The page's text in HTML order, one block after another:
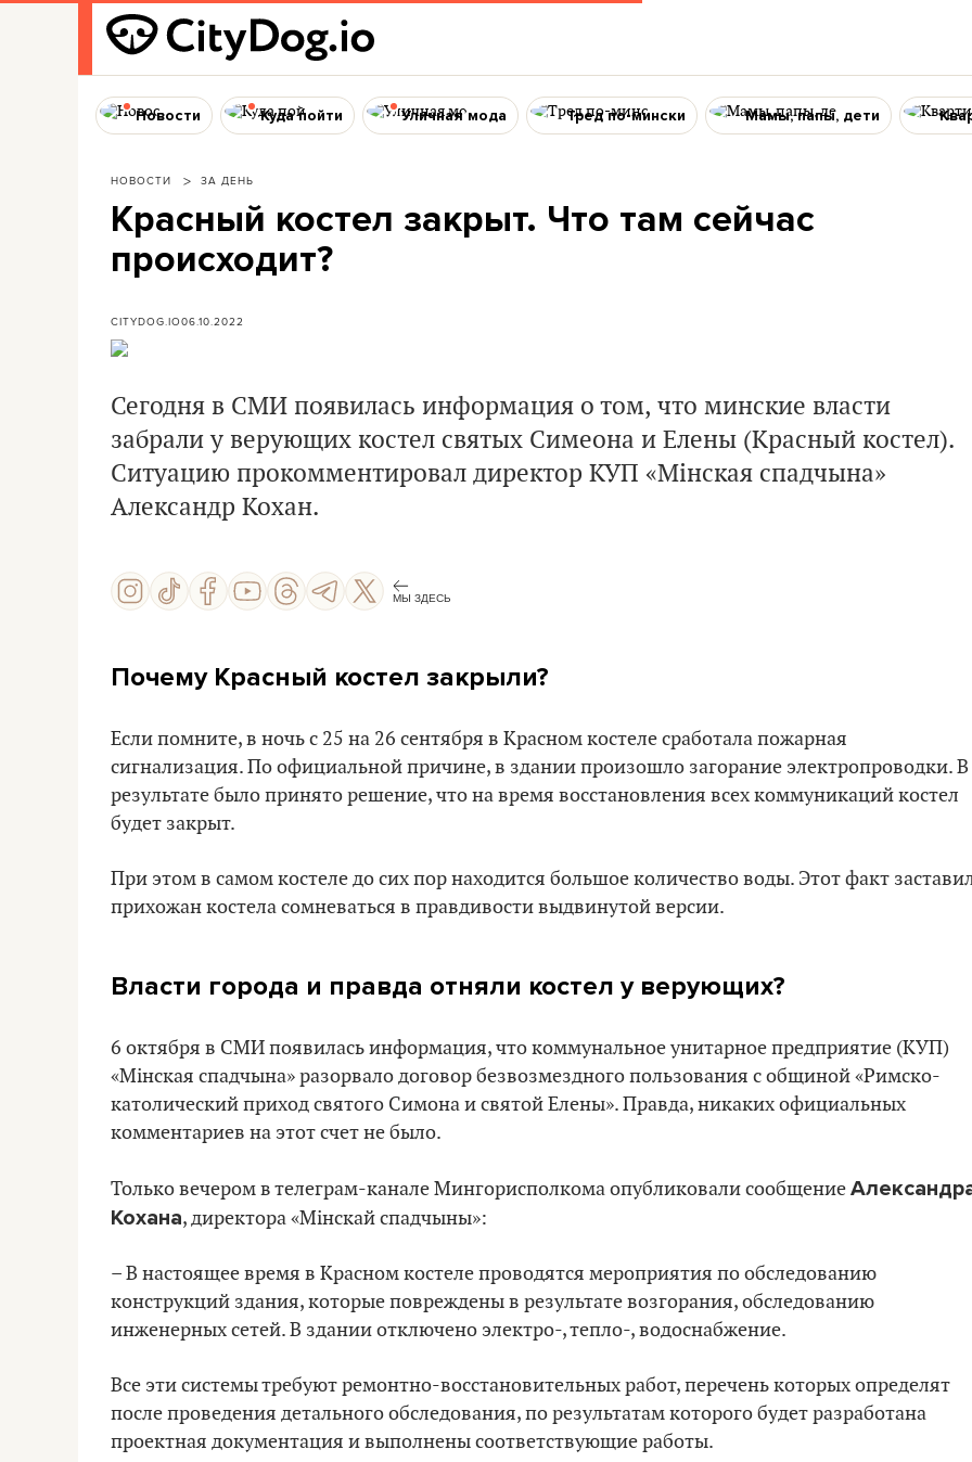
Новости Куда пойти Уличная мода Тред по-мински Мамы, папы, дети
НОВОСТИ ЗА ДЕНЬ
Красный костел закрыт. Что там сейчас
происходит?
CITYDOG.IO06.10.2022
Сегодня в СМИ появилась информация о том, что минские власти
забрали у верующих костел святых Симеона и Елены (Красный костел).
Ситуацию прокомментировал директор КУП «Мiнская спадчына»
Александр Кохан.
МЫ ЗДЕСЬ
Почему Красный костел закрыли?
Если помните, в ночь с 25 на 26 сентября в Красном костеле сработала пожарная
сигнализация. По официальной причине, в здании произошло загорание электропроводки. В
результате было принято решение, что на время восстановления всех коммуникаций костел
будет закрыт.
При этом в самом костеле до сих пор находится большое количество воды. Этот факт
прихожан костела сомневаться в правдивости выдвинутой версии.
Власти города и правда отняли костел у верующих?
6 октября в СМИ появилась информация, что коммунальное унитарное предприятие (КУП)
«Мiнская спадчына» разорвало договор безвозмездного пользования с общиной «Римско-
католический приход святого Симона и святой Елены». Правда, никаких официальных
комментариев на этот счет не было.
Только вечером в телеграм-канале Мингорисполкома опубликовали сообщение
Кохана, директора «Мiнскай спадчыны»:
– В настоящее время в Красном костеле проводятся мероприятия по обследованию
конструкций здания, которые повреждены в результате возгорания, обследованию
инженерных сетей. В здании отключено электро-, тепло-, водоснабжение.
Все эти системы требуют ремонтно-восстановительных работ, перечень которых определят
после проведения детального обследования, по результатам которого будет разработана
проектная документация и выполнены соответствующие работы.